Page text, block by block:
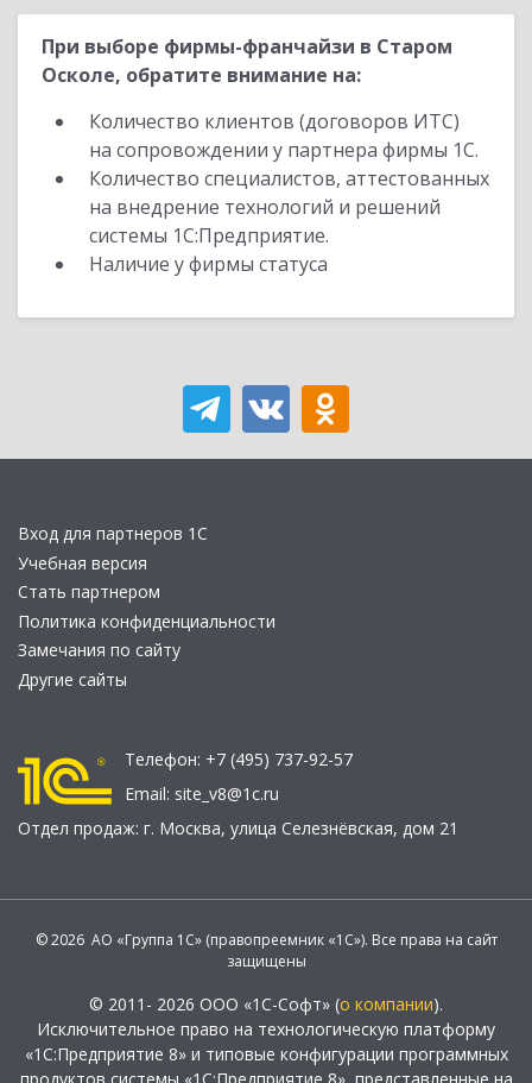
При выборе фирмы-франчайзи в Старом
Осколе, обратите внимание на:
Количество клиентов (договоров ИТС)
на сопровождении у партнера фирмы 1С.
Количество специалистов, аттестованных
на внедрение технологий и решений
системы 1С:Предприятие.
Наличие у фирмы статуса
Вход для партнеров 1С
Учебная версия
Стать партнером
Политика конфиденциальности
Замечания по сайту
Другие сайты
Телефон: +7 (495) 737-92-57
Email: site_v8@1c.ru
Отдел продаж: г. Москва, улица Селезнёвская, дом 21
© 2026 АО «Группа 1С» (правопреемник «1С»). Все права на сайт
защищены
© 2011- 2026 ООО «1С-Софт» (о компании).
Исключительное право на технологическую платформу
«1С:Предприятие 8» и типовые конфигурации программных